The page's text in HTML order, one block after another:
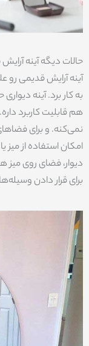
حالات دیگه آینه
آینه آرایش قدیمی رو
به کار برد. آینه
هم قابلیت کاربرد
نمی‌کنه. و برای
امکان استفاده از میز
دیوار، فضای روی
برای قرار دادن